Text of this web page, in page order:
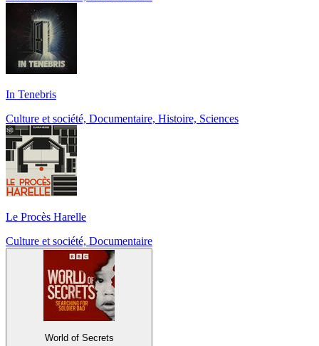
In Tenebris
Culture et société, Documentaire, Histoire, Sciences
Le Procès Harelle
Culture et société, Documentaire
World of Secrets